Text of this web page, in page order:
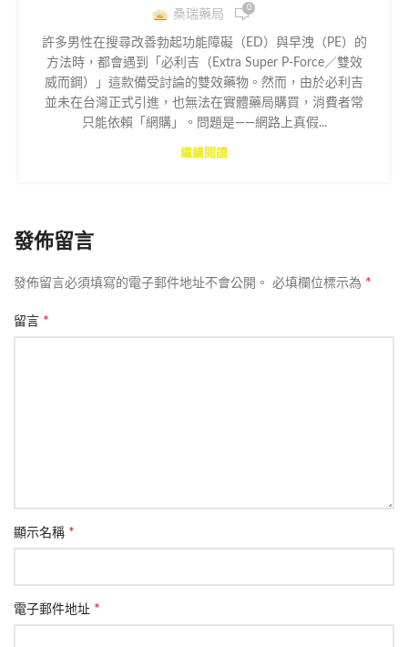
桑瑞藥局 0
許多男性在搜尋改善勃起功能障礙（ED）與早洩（PE）的
方法時，都會遇到「必利吉（Extra Super P-Force／雙效
威而鋼）」這款備受討論的雙效藥物。然而，由於必利吉
並未在台灣正式引進，也無法在實體藥局購買，消費者常
只能依賴「網購」。問題是——網路上真假...
繼續閱讀
發佈留言
發佈留言必須填寫的電子郵件地址不會公開。 必填欄位標示為 *
留言 *
顯示名稱 *
電子郵件地址 *